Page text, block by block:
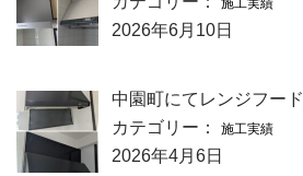
2026年6月10日
中園町にてレンジフード
カテゴリー：
施工実績
2026年4月6日